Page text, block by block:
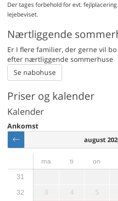
Der tages forbehold for evt.
lejebeviset.
Nærtliggende
Er I flere familier, der gerne vil
efter nærtliggende sommerhuse
Se nabohuse
Priser og kalender
Kalender
Ankomst
august
ma ti on
31
32 3 4 5